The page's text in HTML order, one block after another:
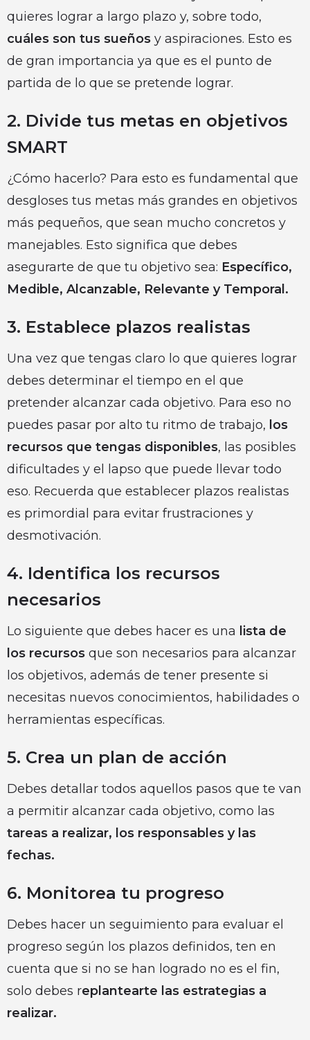
quieres lograr a largo plazo y, sobre todo,
cuáles son tus sueños y aspiraciones. Esto es
de gran importancia ya que es el punto de
partida de lo que se pretende lograr.
2. Divide tus metas en objetivos
SMART
¿Cómo hacerlo? Para esto es fundamental que
desgloses tus metas más grandes en objetivos
más pequeños, que sean mucho concretos y
manejables. Esto significa que debes
asegurarte de que tu objetivo sea: Específico,
Medible, Alcanzable, Relevante y Temporal.
3. Establece plazos realistas
Una vez que tengas claro lo que quieres lograr
debes determinar el tiempo en el que
pretender alcanzar cada objetivo. Para eso no
puedes pasar por alto tu ritmo de trabajo, los
recursos que tengas disponibles, las posibles
dificultades y el lapso que puede llevar todo
eso. Recuerda que establecer plazos realistas
es primordial para evitar frustraciones y
desmotivación.
4. Identifica los recursos
necesarios
Lo siguiente que debes hacer es una lista de
los recursos que son necesarios para alcanzar
los objetivos, además de tener presente si
necesitas nuevos conocimientos, habilidades o
herramientas específicas.
5. Crea un plan de acción
Debes detallar todos aquellos pasos que te van
a permitir alcanzar cada objetivo, como las
tareas a realizar, los responsables y las
fechas.
6. Monitorea tu progreso
Debes hacer un seguimiento para evaluar el
progreso según los plazos definidos, ten en
cuenta que si no se han logrado no es el fin,
solo debes replantearte las estrategias a
realizar.